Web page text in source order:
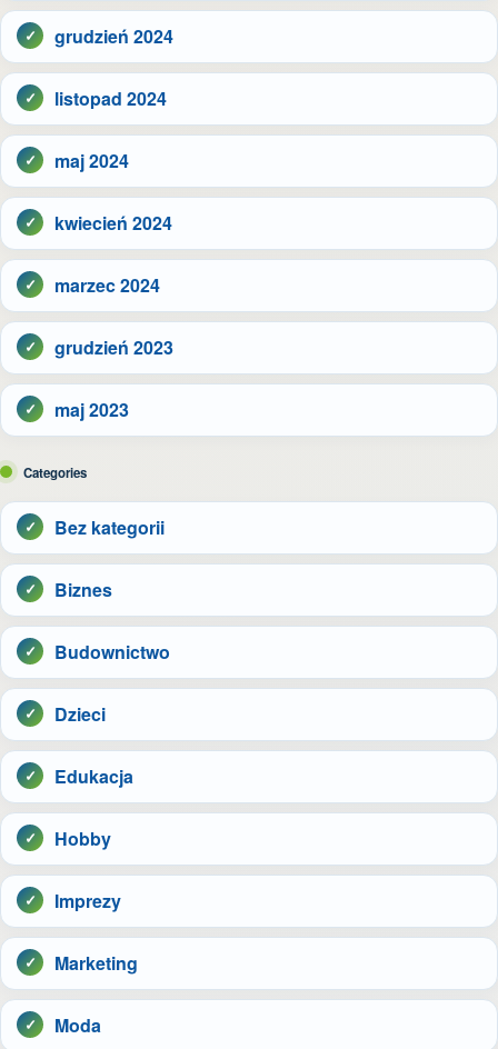
grudzień 2024
listopad 2024
maj 2024
kwiecień 2024
marzec 2024
grudzień 2023
maj 2023
Categories
Bez kategorii
Biznes
Budownictwo
Dzieci
Edukacja
Hobby
Imprezy
Marketing
Moda